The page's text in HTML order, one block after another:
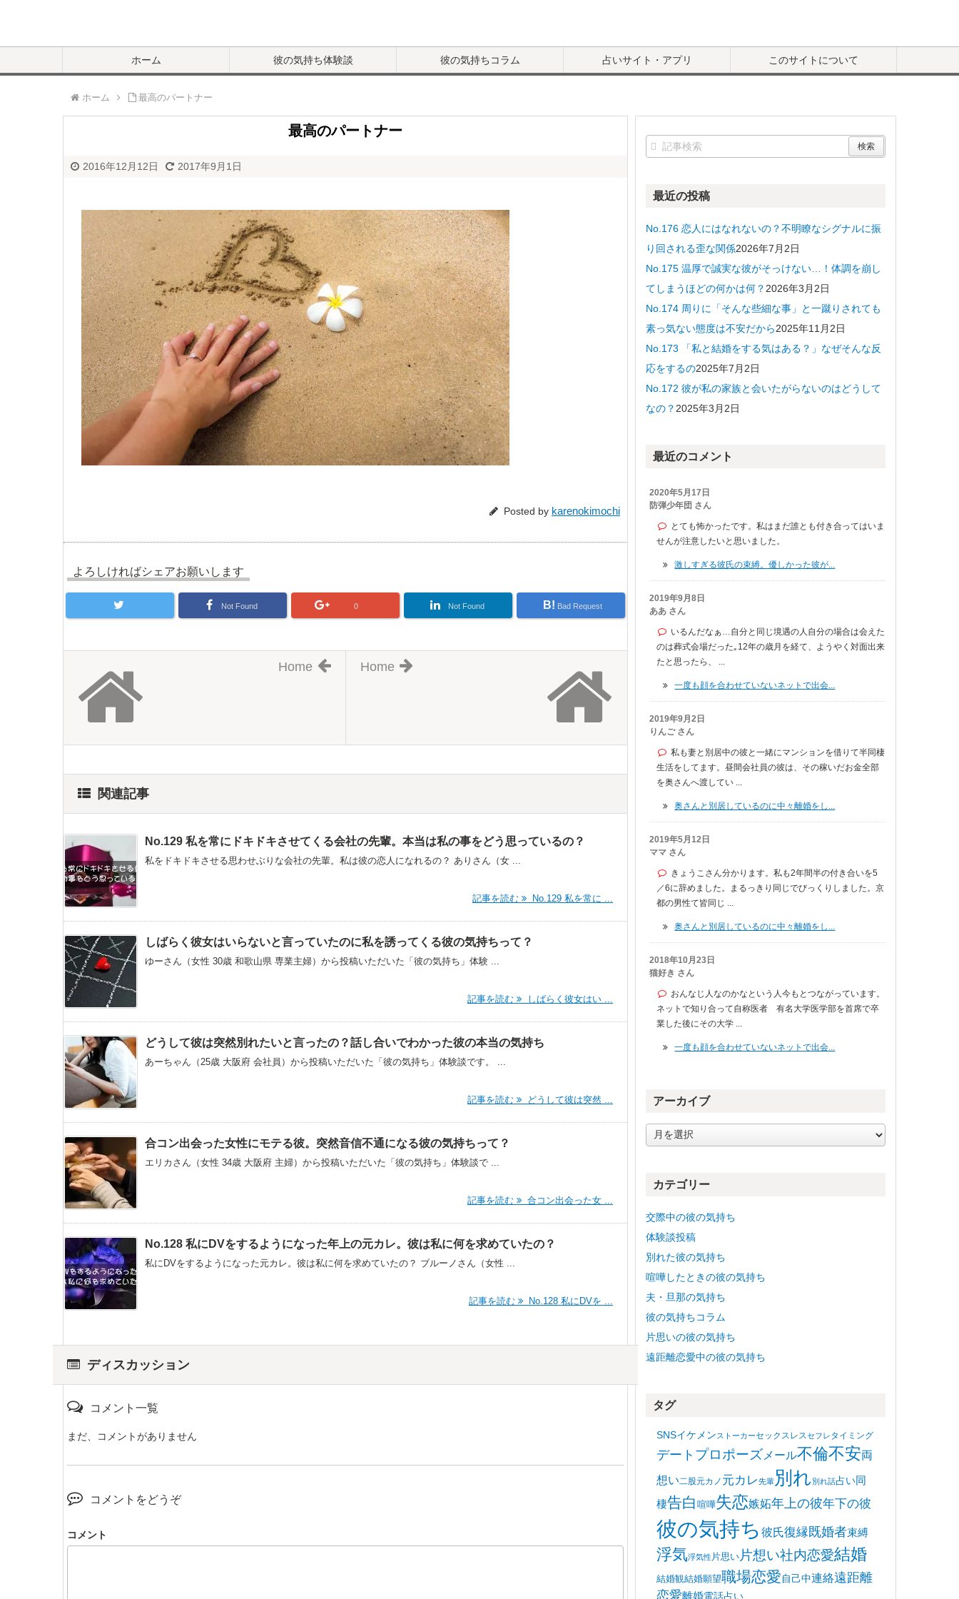
ホーム 彼の気持ち体験談 彼の気持ちコラム 占いサイト・アプリ このサイトについて
ホーム 最高のパートナー
最高のパートナー
2016年12月12日 2017年9月1日
Posted by karenokimochi
よろしければシェアお願いします
Not Found 0 Not Found B! Bad Request
Home
Home
関連記事
No.129 私を常にドキドキさせてくる会社の先輩。本当は私の事をどう思っているの？
私をドキドキさせる思わせぶりな会社の先輩。私は彼の恋人になれるの？ ありさん（女 ...
記事を読む No.129 私を常に ...
しばらく彼女はいらないと言っていたのに私を誘ってくる彼の気持ちって？
ゆーさん（女性 30歳 和歌山県 専業主婦）から投稿いただいた「彼の気持ち」体験 ...
記事を読む しばらく彼女はい ...
どうして彼は突然別れたいと言ったの？話し合いでわかった彼の本当の気持ち
あーちゃん（25歳 大阪府 会社員）から投稿いただいた「彼の気持ち」体験談です。 ...
記事を読む どうして彼は突然 ...
合コン出会った女性にモテる彼。突然音信不通になる彼の気持ちって？
エリカさん（女性 34歳 大阪府 主婦）から投稿いただいた「彼の気持ち」体験談で ...
記事を読む 合コン出会った女 ...
No.128 私にDVをするようになった年上の元カレ。彼は私に何を求めていたの？
私にDVをするようになった元カレ。彼は私に何を求めていたの？ ブルーノさん（女性 ...
記事を読む No.128 私にDVを ...
ディスカッション
コメント一覧
まだ、コメントがありません
コメントをどうぞ
コメント
最近の投稿
No.176 恋人にはなれないの？不明瞭なシグナルに振
り回される歪な関係2026年7月2日
No.175 温厚で誠実な彼がそっけない…！体調を崩し
てしまうほどの何かは何？ 2026年3月2日
No.174 周りに「そんな些細な事」と一蹴りされても
素っ気ない態度は不安だから2025年11月2日
No.173 「私と結婚をする気はある？」なぜそんな反
応をするの2025年7月2日
No.172 彼が私の家族と会いたがらないのはどうして
なの？ 2025年3月2日
最近のコメント
2020年5月17日
防弾少年団 さん
とても怖かったです。私はまだ誰とも付き合ってはいま
せんが注意したいと思いました。
激しすぎる彼氏の束縛。優しかった彼が...
2019年9月8日
ああ さん
いるんだなぁ…自分と同じ境遇の人自分の場合は会えた
のは葬式会場だった｡12年の歳月を経て、ようやく対面出来
たと思ったら、 ...
一度も顔を合わせていないネットで出会...
2019年9月2日
りんご さん
私も妻と別居中の彼と一緒にマンションを借りて半同棲
生活をしてます。昼間会社員の彼は、その稼いだお金全部
を奥さんへ渡してい ...
奥さんと別居しているのに中々離婚をし...
2019年5月12日
ママ さん
きょうこさん分かります。私も2年間半の付き合いを5
／6に辞めました。まるっきり同じでびっくりしました。京
都の男性て皆同じ ...
奥さんと別居しているのに中々離婚をし...
2018年10月23日
猫好き さん
おんなじ人なのかなという人今もとつながっています。
ネットで知り合って自称医者 有名大学医学部を首席で卒
業した後にその大学 ...
一度も顔を合わせていないネットで出会...
アーカイブ
ー
ブカテゴリー
交際中の彼の気持ち
体験談投稿
別れた彼の気持ち
喧嘩したときの彼の気持ち
夫・旦那の気持ち
彼の気持ちコラム
片思いの彼の気持ち
遠距離恋愛中の彼の気持ち
タグ
SNSイケメンストーカーセックスレスセフレタイミング
デート プロポーズ メール不倫不安両
想い二股元カノ 元カレ先輩 別れ別れ話占い同
棲告白 喧嘩失恋嫉妬年上の彼年下の彼
彼の気持ち 彼氏復縁既婚者束縛
浮気浮気性 片思い 片想い社内恋愛結婚
結婚観結婚願望職場恋愛自己中連絡遠距離
恋愛離婚電話占い